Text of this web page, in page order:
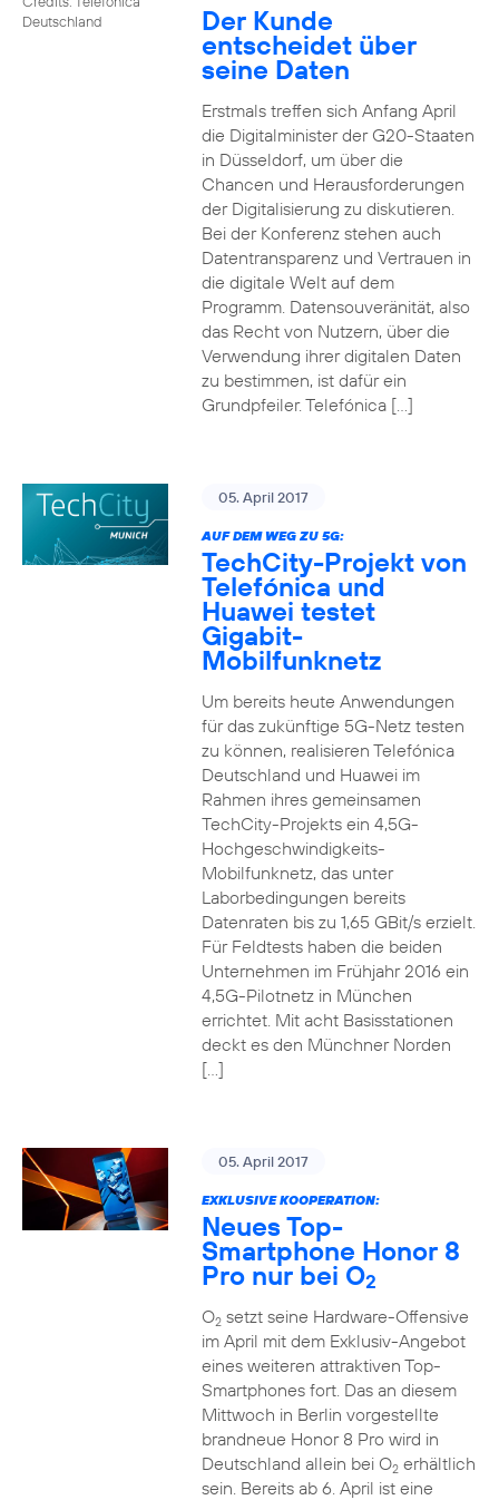
Deutschland
Der Kunde
entscheidet über
seine Daten
Erstmals treffen sich Anfang April
die Digitalminister der G20-Staaten
in Düsseldorf, um über die
Chancen und Herausforderungen
der Digitalisierung zu diskutieren.
Bei der Konferenz stehen auch
Datentransparenz und Vertrauen in
die digitale Welt auf dem
Programm. Datensouveränität, also
das Recht von Nutzern, über die
Verwendung ihrer digitalen Daten
zu bestimmen, ist dafür ein
Grundpfeiler. Telefónica […]
05. April 2017
AUF DEM WEG ZU 5G:
TechCity-Projekt von
Telefónica und
Huawei testet
Gigabit-
Mobilfunknetz
Um bereits heute Anwendungen
für das zukünftige 5G-Netz testen
zu können, realisieren Telefónica
Deutschland und Huawei im
Rahmen ihres gemeinsamen
TechCity-Projekts ein 4,5G-
Hochgeschwindigkeits-
Mobilfunknetz, das unter
Laborbedingungen bereits
Datenraten bis zu 1,65 GBit/s erzielt.
Für Feldtests haben die beiden
Unternehmen im Frühjahr 2016 ein
4,5G-Pilotnetz in München
errichtet. Mit acht Basisstationen
deckt es den Münchner Norden
[…]
05. April 2017
EXKLUSIVE KOOPERATION:
Neues Top-
Smartphone Honor 8
Pro nur bei O2
O2setzt seine Hardware-Offensive
im April mit dem Exklusiv-Angebot
eines weiteren attraktiven Top-
Smartphones fort. Das an diesem
Mittwoch in Berlin vorgestellte
brandneue Honor 8 Pro wird in
Deutschland allein bei O2erhältlich
sein. Bereits ab 6. April ist eine